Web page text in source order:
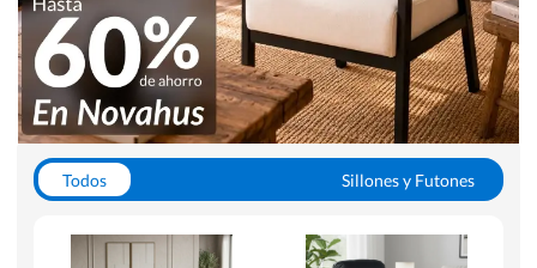
Todos
Sillones y Futones
Escritorios y Sillas PC
Racks y Muebles TV